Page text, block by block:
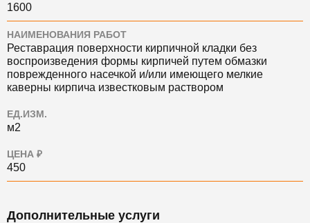
1600
НАИМЕНОВАНИЯ РАБОТ
Реставрация поверхности кирпичной кладки без
воспроизведения формы кирпичей путем обмазки
поврежденного насечкой и/или имеющего мелкие
каверны кирпича известковым раствором
ЕД.ИЗМ.
м2
ЦЕНА ₽
450
Дополнительные услуги